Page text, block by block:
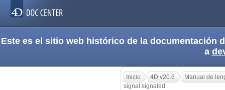
Este es el sitio web histórico de la documentación
a
Inicio 4D v20.6
Manual de
signal.signaled